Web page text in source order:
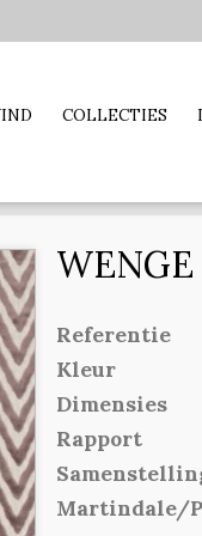
COLLECTIES
WENGE
Referentie
Kleur
Dimensies
Rapport
Martindale/